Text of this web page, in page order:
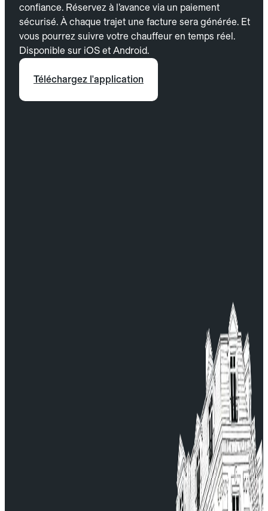
confiance. Réservez à l’avance via un paiement
sécurisé. À chaque trajet une facture sera générée. Et
vous pourrez suivre votre chauffeur en temps réel.
Disponible sur iOS et Android.
Téléchargez l'application